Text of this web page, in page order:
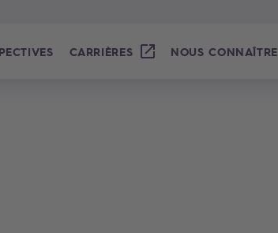
CARRIÈRES NOUS CONNAÎTRE